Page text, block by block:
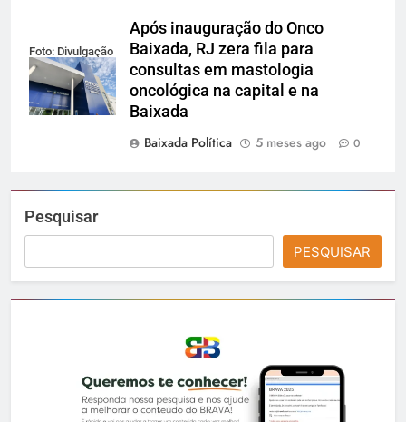
Foto: Divulgação
Após inauguração do Onco
Baixada, RJ zera fila para
consultas em mastologia
oncológica na capital e na
Baixada
Baixada Política
5 meses ago 0
Pesquisar
PESQUISAR